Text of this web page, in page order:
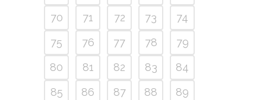
70
71 72 73
74
75
76 77 78
79
80
81 82 83
84
85
86 87 88
89